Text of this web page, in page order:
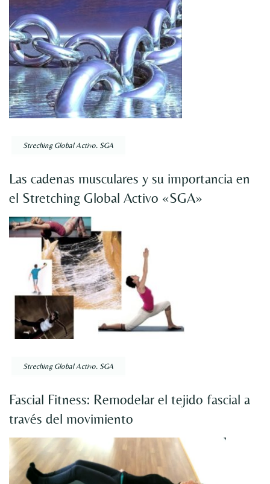
Streching Global Activo. SGA
Las cadenas musculares y su importancia en
el Stretching Global Activo «SGA»
Streching Global Activo. SGA
Fascial Fitness: Remodelar el tejido fascial a
través del movimiento